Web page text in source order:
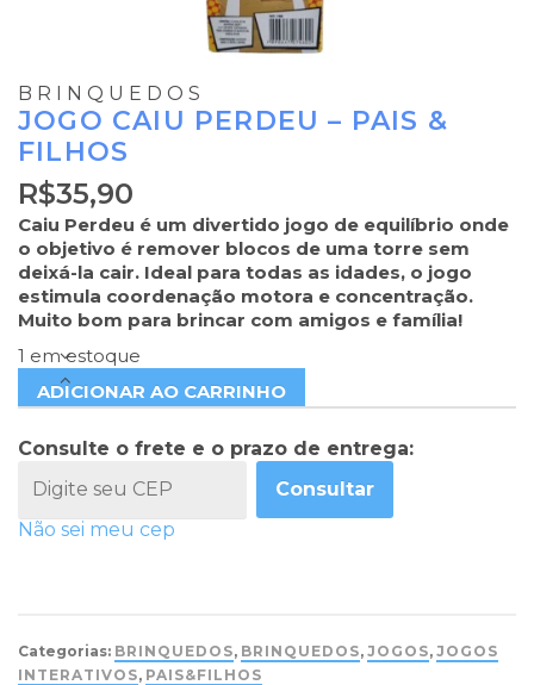
BRINQUEDOS
JOGO CAIU PERDEU – PAIS &
FILHOS
R$35,90
Caiu Perdeu é um divertido jogo de equilíbrio onde
o objetivo é remover blocos de uma torre sem
deixá-la cair. Ideal para todas as idades, o jogo
estimula coordenação motora e concentração.
Muito bom para brincar com amigos e família!
1 em estoque
ADICIONAR AO CARRINHO
Consulte o frete e o prazo de entrega:
Consultar
Não sei meu cep
Categorias: BRINQUEDOS, BRINQUEDOS, JOGOS, JOGOS
INTERATIVOS, PAIS&FILHOS